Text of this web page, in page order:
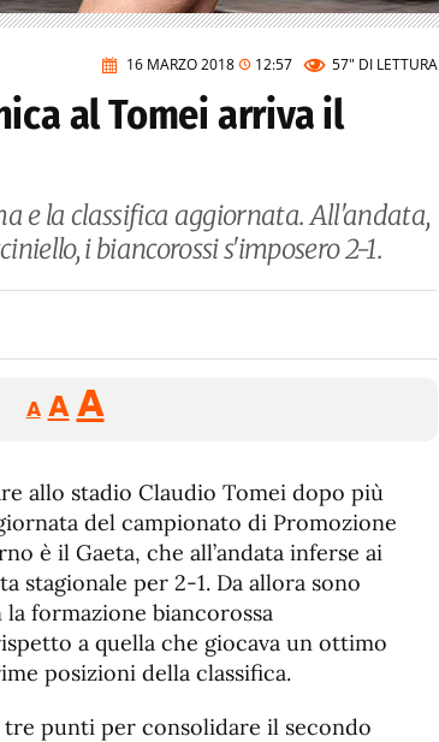
16 MARZO 2018 12:57 57" DI LETTURA
al Tomei arriva il
e la classifica aggiornata. All'andata,
i biancorossi s'imposero 2-1.
A
Reducir
tamaño
A Restablecer
tamaño
de
fuente
AAumentar
de
fuente.
allo stadio Claudio Tomei dopo più
del campionato di Promozione
è il Gaeta, che all’andata inferse ai
stagionale per 2-1. Da allora sono
formazione biancorossa
a quella che giocava un ottimo
posizioni della classifica.
punti per consolidare il secondo